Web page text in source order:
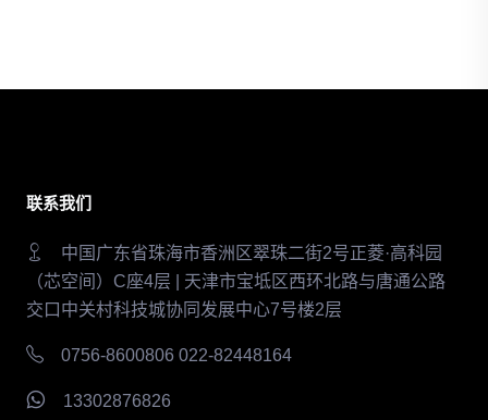
联系我们
中国广东省珠海市香洲区翠珠二街2号正菱·高科园
（芯空间）C座4层 | 天津市宝坻区西环北路与唐通公路
交口中关村科技城协同发展中心7号楼2层
0756-8600806 022-82448164
13302876826